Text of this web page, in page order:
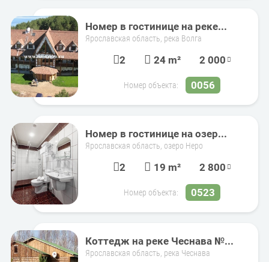
Номер в гостинице на реке...
Ярославская область, река Волга
2 24 m² 2 000
Номер объекта: 0056
Номер в гостинице на озер...
Ярославская область, озеро Неро
2 19 m² 2 800
Номер объекта: 0523
Коттедж на реке Чеснава №...
Ярославская область, река Чеснава